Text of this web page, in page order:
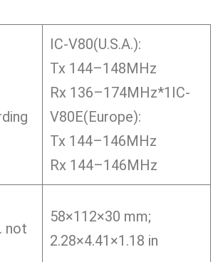
IC-V80(U.S.A.):
Tx 144–148MHz
Rx 136–174MHz*1IC-
V80E(Europe):
Tx 144–146MHz
Rx 144–146MHz
not
58×112×30 mm;
2.28×4.41×1.18 in